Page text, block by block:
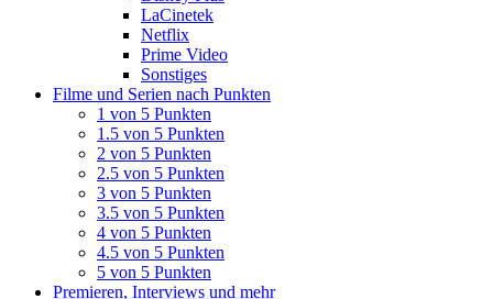
LaCinetek
Netflix
Prime Video
Sonstiges
Filme und Serien nach Punkten
1 von 5 Punkten
1.5 von 5 Punkten
2 von 5 Punkten
2.5 von 5 Punkten
3 von 5 Punkten
3.5 von 5 Punkten
4 von 5 Punkten
4.5 von 5 Punkten
5 von 5 Punkten
Premieren, Interviews und mehr